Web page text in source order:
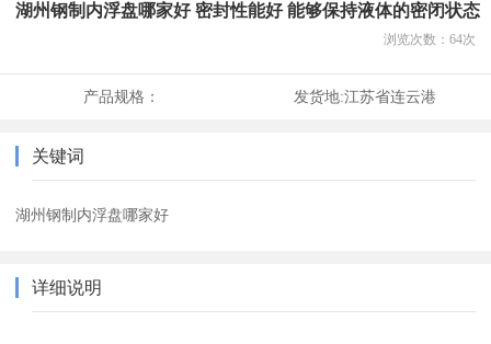
湖州钢制内浮盘哪家好 密封性能好 能够保持液体的密闭状态
浏览次数： 64次
产品规格： 发货地:江苏省连云港
关键词
湖州钢制内浮盘哪家好
详细说明